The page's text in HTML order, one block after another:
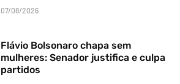
07/08/2026
Flávio Bolsonaro chapa sem
mulheres: Senador justifica e culpa
partidos